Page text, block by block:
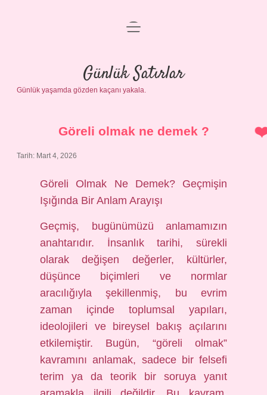
Anasayfa
Gizlilik Politikası
Yasal Uyarı
menüyü
Günlük Satırlar
Günlük yaşamda gözden kaçanı yakala.
Göreli olmak ne demek ?
Tarih: Mart 4, 2026
Göreli Olmak Ne Demek? Geçmişin
Işığında Bir Anlam Arayışı
Geçmiş, bugünümüzü anlamamızın
anahtarıdır. İnsanlık tarihi, sürekli
olarak değişen değerler, kültürler,
düşünce biçimleri ve normlar
aracılığıyla şekillenmiş, bu evrim
zaman içinde toplumsal yapıları,
ideolojileri ve bireysel bakış açılarını
etkilemiştir. Bugün, “göreli olmak”
kavramını anlamak, sadece bir felsefi
terim ya da teorik bir soruya yanıt